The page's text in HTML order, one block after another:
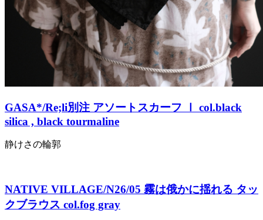
GASA*/Re;li別注 アソートスカーフ Ⅰ col.black
silica , black tourmaline
静けさの輪郭
NATIVE VILLAGE/N26/05 霧は俄かに揺れる タッ
クブラウス col.fog gray